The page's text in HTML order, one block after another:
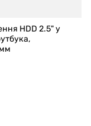
HDD 2.5" у